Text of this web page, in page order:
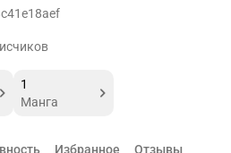
1
Манга
Избранное Отзывы